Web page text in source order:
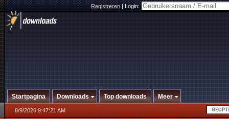
Registreren|Login:
Startpagina Downloads Top downloads Meer
8/9/2026 9:47:21 AM